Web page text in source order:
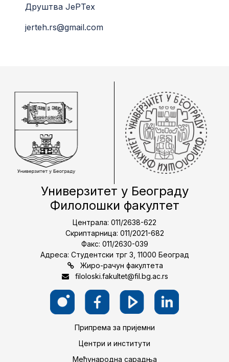
Друштва ЈеРТех
jerteh.rs@gmail.com
Универзитет у Београду
Филолошки факултет
Централа: 011/2638-622
Скриптарница: 011/2021-682
Факс: 011/2630-039
Адреса: Студентски трг 3, 11000 Београд
Жиро-рачун факултета
filoloski.fakultet@fil.bg.ac.rs
Припрема за пријемни
Центри и институти
Међународна сарадња